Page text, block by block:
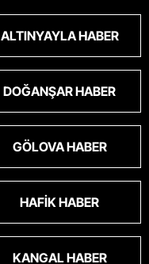
ALTINYAYLA HABER
DOĞANŞAR HABER
GÖLOVA HABER
HAFIK HABER
KANGAL HABER